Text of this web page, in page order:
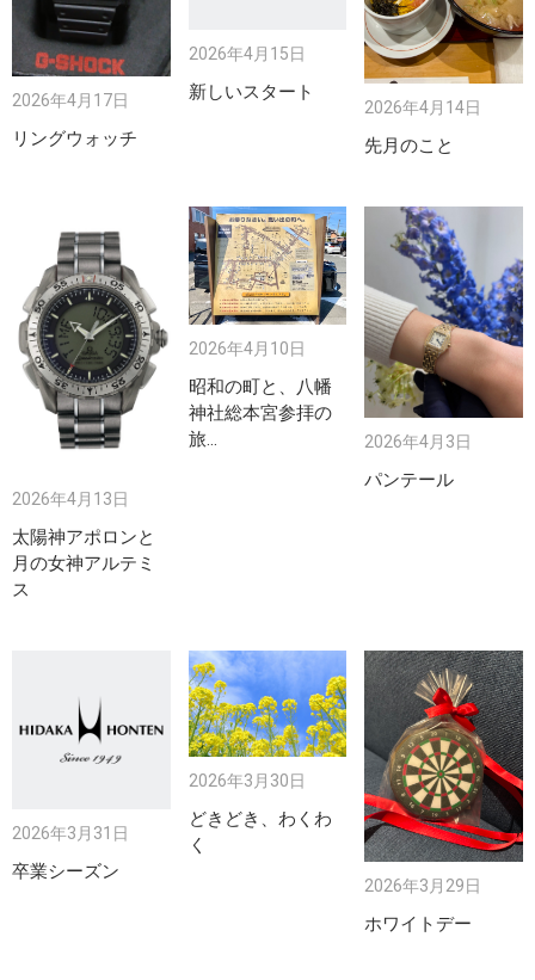
2026年4月17日
リングウォッチ
2026年4月15日
新しいスタート
2026年4月14日
先月のこと
2026年4月13日
太陽神アポロンと
月の女神アルテミ
ス
2026年4月10日
昭和の町と、八幡
神社総本宮参拝の
旅…
2026年4月3日
パンテール
2026年3月31日
卒業シーズン
2026年3月30日
どきどき、わくわ
く
2026年3月29日
ホワイトデー